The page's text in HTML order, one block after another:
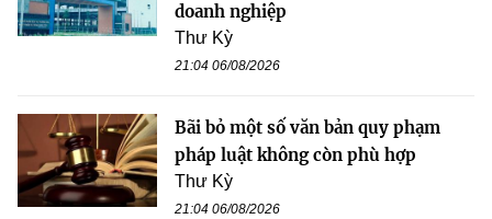
doanh nghiệp
Thư Kỳ
21:04 06/08/2026
Bãi bỏ một số văn bản quy phạm
pháp luật không còn phù hợp
Thư Kỳ
21:04 06/08/2026